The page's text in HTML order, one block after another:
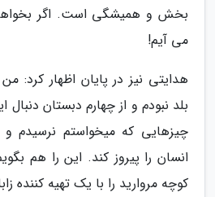
بخش و همیشگی است. اگر
می آیم!
هدایتی نیز در پایان اظهار کرد:
بلد نبودم و از چهارم دبستان دنبال
چیزهایی که میخواستم نرسیدم
انسان را پیروز کند. این را هم
کوچه مروارید را با یک تهیه کننده